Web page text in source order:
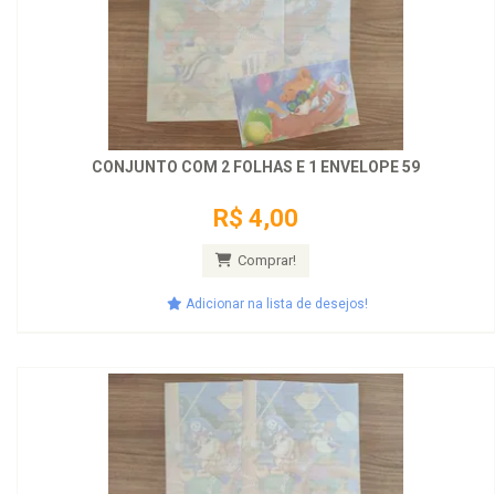
CONJUNTO COM 2 FOLHAS E 1 ENVELOPE 59
R$ 4,00
Comprar!
Adicionar na lista de desejos!